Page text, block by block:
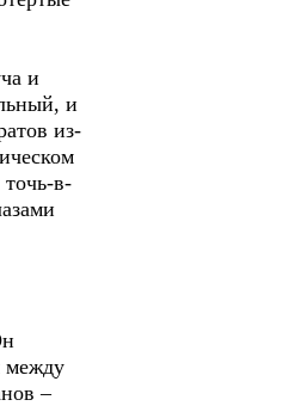
и
и
из-
в-
между
–